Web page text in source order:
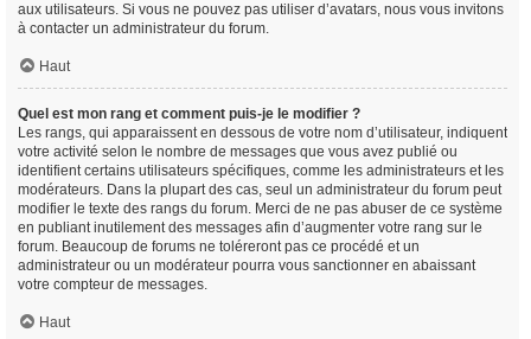
aux utilisateurs. Si vous ne pouvez pas utiliser d’avatars, nous vous invitons
à contacter un administrateur du forum.
Haut
Quel est mon rang et comment puis-je le modifier ?
Les rangs, qui apparaissent en dessous de votre nom d’utilisateur, indiquent
votre activité selon le nombre de messages que vous avez publié ou
identifient certains utilisateurs spécifiques, comme les administrateurs et les
modérateurs. Dans la plupart des cas, seul un administrateur du forum peut
modifier le texte des rangs du forum. Merci de ne pas abuser de ce système
en publiant inutilement des messages afin d’augmenter votre rang sur le
forum. Beaucoup de forums ne toléreront pas ce procédé et un
administrateur ou un modérateur pourra vous sanctionner en abaissant
votre compteur de messages.
Haut